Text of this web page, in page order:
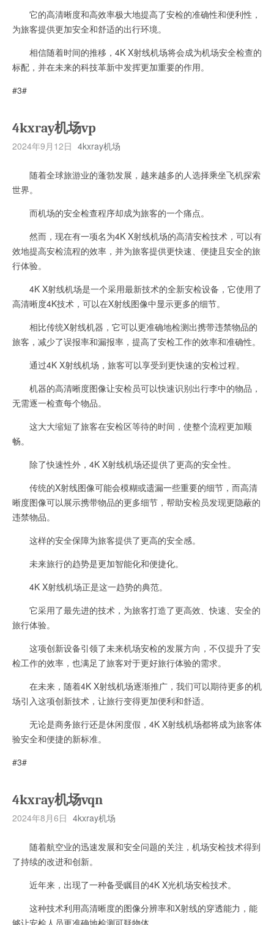
它的高清晰度和高效率极大地提高了安检的准确性和便利性，
为旅客提供更加安全和舒适的出行环境。
相信随着时间的推移，4K X射线机场将会成为机场安全检查的
标配，并在未来的科技革新中发挥更加重要的作用。
#3#
4kxray机场vp
2024年9月12日 4kxray机场
随着全球旅游业的蓬勃发展，越来越多的人选择乘坐飞机探索
世界。
而机场的安全检查程序却成为旅客的一个痛点。
然而，现在有一项名为4K X射线机场的高清安检技术，可以有
效地提高安检流程的效率，并为旅客提供更快速、便捷且安全的旅
行体验。
4K X射线机场是一个采用最新技术的全新安检设备，它使用了
高清晰度4K技术，可以在X射线图像中显示更多的细节。
相比传统X射线机器，它可以更准确地检测出携带违禁物品的
旅客，减少了误报率和漏报率，提高了安检工作的效率和准确性。
通过4K X射线机场，旅客可以享受到更快速的安检过程。
机器的高清晰度图像让安检员可以快速识别出行李中的物品，
无需逐一检查每个物品。
这大大缩短了旅客在安检区等待的时间，使整个流程更加顺
畅。
除了快速性外，4K X射线机场还提供了更高的安全性。
传统的X射线图像可能会模糊或遗漏一些重要的细节，而高清
晰度图像可以展示携带物品的更多细节，帮助安检员发现更隐蔽的
违禁物品。
这样的安全保障为旅客提供了更高的安全感。
未来旅行的趋势是更加智能化和便捷化。
4K X射线机场正是这一趋势的典范。
它采用了最先进的技术，为旅客打造了更高效、快速、安全的
旅行体验。
这项创新设备引领了未来机场安检的发展方向，不仅提升了安
检工作的效率，也满足了旅客对于更好旅行体验的需求。
在未来，随着4K X射线机场逐渐推广，我们可以期待更多的机
场引入这项创新技术，让旅行变得更加便利和舒适。
无论是商务旅行还是休闲度假，4K X射线机场都将成为旅客体
验安全和便捷的新标准。
#3#
4kxray机场vqn
2024年8月6日 4kxray机场
随着航空业的迅速发展和安全问题的关注，机场安检技术得到
了持续的改进和创新。
近年来，出现了一种备受瞩目的4K X光机场安检技术。
这种技术利用高清晰度的图像分辨率和X射线的穿透能力，能
够让安检人员更准确地检测可疑物体。